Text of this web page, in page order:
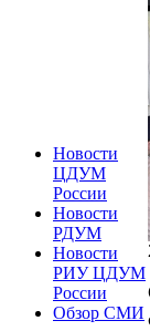
Новости
ЦДУМ
России
Новости
РДУМ
Новости
РИУ ЦДУМ
России
Обзор СМИ